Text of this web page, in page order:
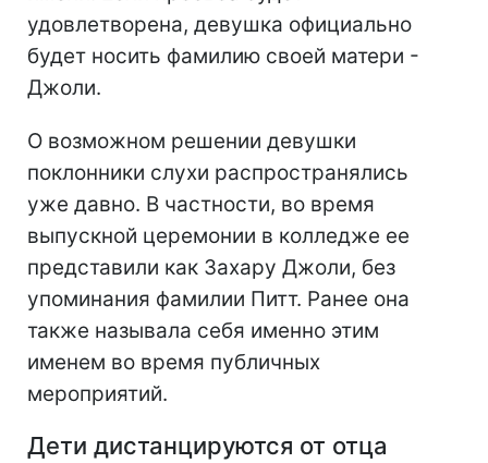
удовлетворена, девушка официально
будет носить фамилию своей матери -
Джоли.
О возможном решении девушки
поклонники слухи распространялись
уже давно. В частности, во время
выпускной церемонии в колледже ее
представили как Захару Джоли, без
упоминания фамилии Питт. Ранее она
также называла себя именно этим
именем во время публичных
мероприятий.
Дети дистанцируются от отца